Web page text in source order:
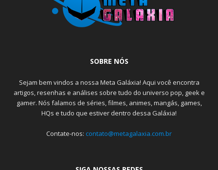
SOBRE NÓS
Sejam bem vindos a nossa Meta Galáxia! Aqui você encontra
artigos, resenhas e análises sobre tudo do universo pop, geek e
gamer. Nós falamos de séries, filmes, animes, mangás, games,
HQs e tudo que estiver dentro dessa Galáxia!
Contate-nos: contato@metagalaxia.com.br